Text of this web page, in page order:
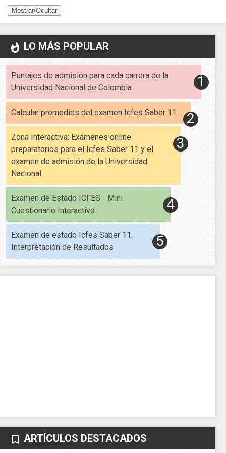
Mostrar/Ocultar
whatshot LO MÁS POPULAR
Puntajes de admisión para cada carrera de la
Universidad Nacional de Colombia
Calcular promedios del examen Icfes Saber 11
Zona Interactiva: Exámenes online
preparatorios para el Icfes Saber 11 y el
examen de admisión de la Universidad
Nacional
Examen de Estado ICFES - Mini
Cuestionario Interactivo
Examen de estado Icfes Saber 11:
Interpretación de Resultados
bookmark_border ARTÍCULOS DESTACADOS